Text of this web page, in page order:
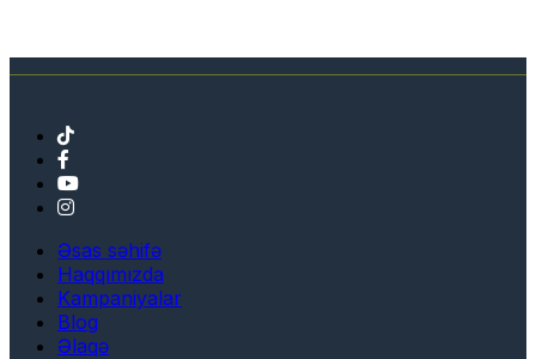
Əsas səhifə
Haqqımızda
Kampaniyalar
Blog
Əlaqə